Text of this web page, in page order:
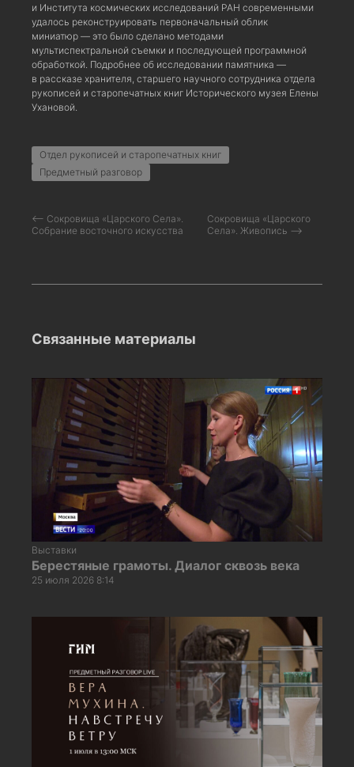
и Института космических исследований РАН современными
удалось реконструировать первоначальный облик
миниатюр — это было сделано методами
мультиспектральной съемки и последующей программной
обработкой. Подробнее об исследовании памятника —
в рассказе хранителя, старшего научного сотрудника отдела
рукописей и старопечатных книг Исторического музея Елены
Ухановой.
Отдел рукописей и старопечатных книг
Предметный разговор
⟵ Сокровища «Царского Села».
Собрание восточного искусства
Сокровища «Царского
Села». Живопись ⟶
Связанные материалы
Выставки
Берестяные грамоты. Диалог сквозь века
25 июля 2026 8:14